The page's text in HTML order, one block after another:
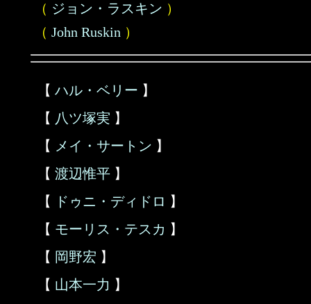
（ ジョン・ラスキン ）
（ John Ruskin ）
【 ハル・ベリー 】
【 八ツ塚実 】
【 メイ・サートン 】
【 渡辺惟平 】
【
ドゥニ・ディドロ 】
【 モーリス・テスカ 】
【 岡野宏 】
【 山本一力 】